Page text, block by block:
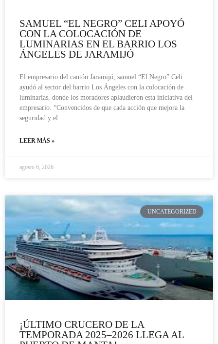
SAMUEL “EL NEGRO” CELI APOYÓ
CON LA COLOCACIÓN DE
LUMINARIAS EN EL BARRIO LOS
ÁNGELES DE JARAMIJÓ
El empresario del cantón Jaramijó, samuel “El Negro” Celi
ayudó al sector del barrio Los Ángeles con la colocación de
luminarias, donde los moradores aplaudieron esta iniciativa del
empresario. “Convencidos de que cada acción que mejora la
seguridad y el
LEER MÁS »
agosto 6, 2026
UNCATEGORIZED
¡ÚLTIMO CRUCERO DE LA
TEMPORADA 2025–2026 LLEGA AL